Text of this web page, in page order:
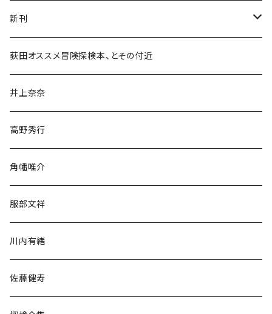
新刊
和書
文学・小説・物語
随筆・ノンフィクション・その他
民族・風習
荻田オススメ冒険探検本、とその付近
井上奈奈
高野秀行
角幡唯介
服部文祥
川内有緒
佐藤健寿